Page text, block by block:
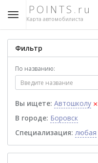
POINTS.ru
Карта автомобилиста
Фильтр
По названию:
Вы ищете: Автошколу ×
В городе: Боровск
Специализация: любая